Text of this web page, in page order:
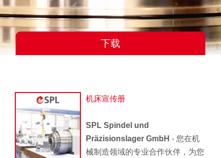
下载
机床宣传册
SPL Spindel und
Präzisionslager GmbH - 您在机
械制造领域的专业合作伙伴，为您